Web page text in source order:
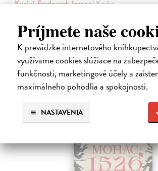
Príjmete naše
K prevádzke internetového
využívame cookies slúžiace na
funkčnosti, marketingové účely a
maximálneho pohodlia a spokojnosti.
NASTAVENIA
Kuciel-Frydryszak Joanna| Kniha
vyvolená,“ hovorí babka svojej mladej vnučke.
Na sklade ?
23,66 €
24,90 € ?